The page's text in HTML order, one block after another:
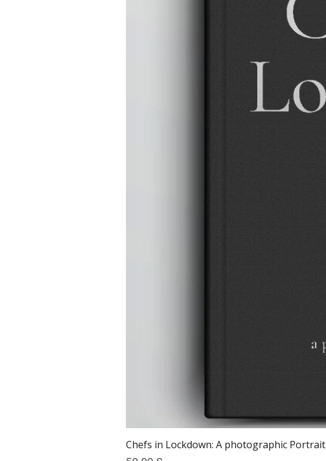
Chefs in Lockdown: A photographic